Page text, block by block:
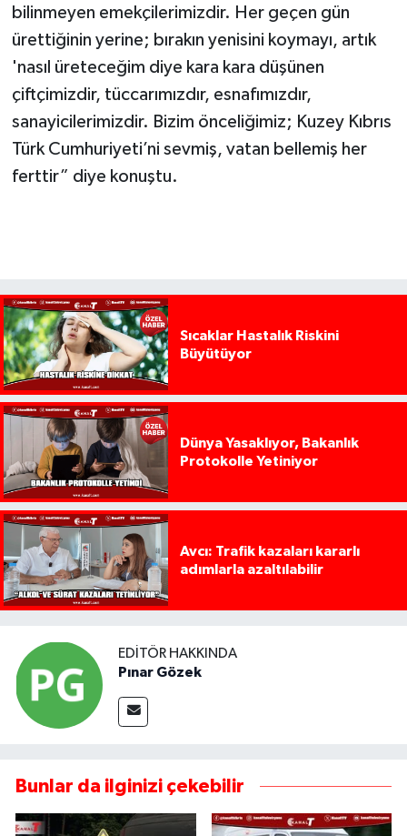
bilinmeyen emekçilerimizdir. Her geçen gün
ürettiğinin yerine; bırakın yenisini koymayı, artık
'nasıl üreteceğim diye kara kara düşünen
çiftçimizdir, tüccarımızdır, esnafımızdır,
sanayicilerimizdir. Bizim önceliğimiz; Kuzey Kıbrıs
Türk Cumhuriyeti’ni sevmiş, vatan bellemiş her
ferttir” diye konuştu.
Sıcaklar Hastalık Riskini
Büyütüyor
Dünya Yasaklıyor, Bakanlık
Protokolle Yetiniyor
Avcı: Trafik kazaları kararlı
adımlarla azaltılabilir
EDITÖR HAKKINDA
Pınar Gözek
Bunlar da ilginizi çekebilir